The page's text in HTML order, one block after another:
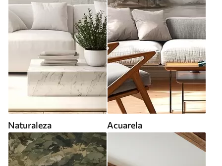
Naturaleza Acuarela